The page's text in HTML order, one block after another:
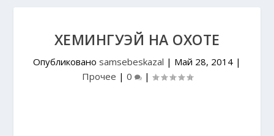
ХЕМИНГУЭЙ НА ОХОТЕ
Опубликовано samsebeskazal | Май 28, 2014 |
Прочее | 0 |